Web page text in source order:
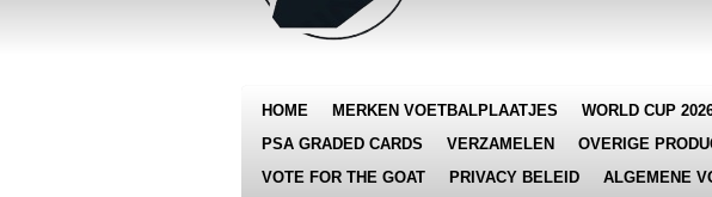
HOME MERKEN VOETBALPLAATJES WORLD CUP
PSA GRADED CARDS
VERZAMELEN OVERIGE
VOTE FOR THE GOAT
PRIVACY BELEID ALGEMENE